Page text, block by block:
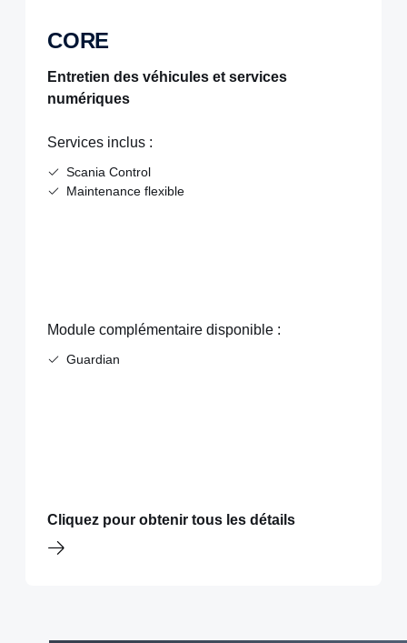
CORE
Entretien des véhicules et services
numériques
Services inclus :
Scania Control
Maintenance flexible
Module complémentaire disponible :
Guardian
Cliquez pour obtenir tous les détails